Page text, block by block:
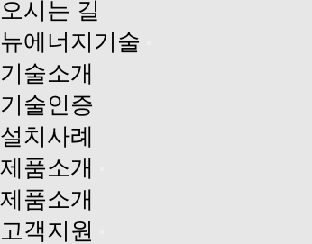
오시는 길
뉴에너지기술
기술소개
기술인증
설치사례
제품소개
제품소개
고객지원